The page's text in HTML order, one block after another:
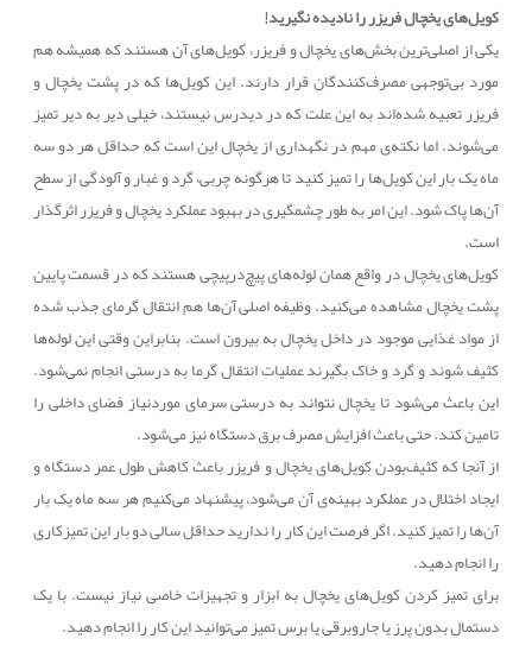
کویل‌های یخچال فریزر را نادیده نگیرید!
یکی از اصلی‌ترین بخش‌های یخچال و فریزر، کویل‌های آن هستند که همیشه‌ هم
مورد بی‌توجهی مصرف‌کنندگان قرار دارند. این کویل‌ها که در پشت یخچال و
فریزر تعبیه شده‌اند به این علت که در دید‌رس نیستند، خیلی دیر به دیر تمیز
می‌شوند. اما نکته‌ی مهم در نگهداری از یخچال این است که حداقل هر دو سه
ماه یک بار این کویل‌ها را تمیز کنید تا هرگونه چربی، گرد و غبار و آلودگی از سطح
آن‌ها پاک شود. این امر به طور چشمگیری در بهبود عملکرد یخچال و فریزر اثرگذار
است.
کویل‌های یخچال در واقع همان لوله‌های پیچ‌درپیچی هستند که در قسمت پایین
پشت یخچال مشاهده می‌کنید. وظیفه اصلی آن‌ها هم انتقال گرمای جذب شده
از مواد غذایی موجود در داخل یخچال به بیرون است. بنابراین وقتی این لوله‌ها
کثیف شوند و گرد و خاک بگیرند عملیات انتقال گرما به درستی انجام نمی‌شود.
این باعث می‌شود تا یخچال نتواند به درستی سرمای موردنیاز فضای داخلی را
تامین کند. حتی باعث افزایش مصرف برق دستگاه نیز می‌شود.
از آنجا که کثیف‌بودن کویل‌های یخچال و فریزر باعث کاهش طول عمر دستگاه و
ایجاد اختلال در عملکرد بهینه‌ی آن می‌شود، پیشنهاد می‌کنیم هر سه ماه یک بار
آن‌ها را تمیز کنید. اگر فرصت این کار را ندارید حداقل سالی دو بار این تمیزکاری
را انجام دهید.
برای تمیز کردن کویل‌های یخچال به ابزار و تجهیزات خاصی نیاز نیست. با یک
دستمال بدون پرز یا جاروبرقی یا برس تمیز می‌توانید این کار را انجام دهید.